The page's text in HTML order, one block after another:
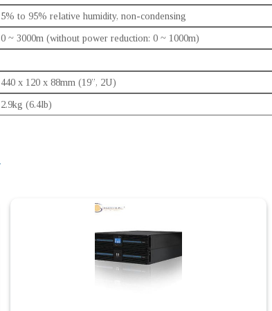
5% to 95% relative humidity, non-condensing
0 ~ 3000m (without power reduction: 0 ~ 1000m)
440 x 120 x 88mm (19”, 2U)
2.9kg (6.4lb)